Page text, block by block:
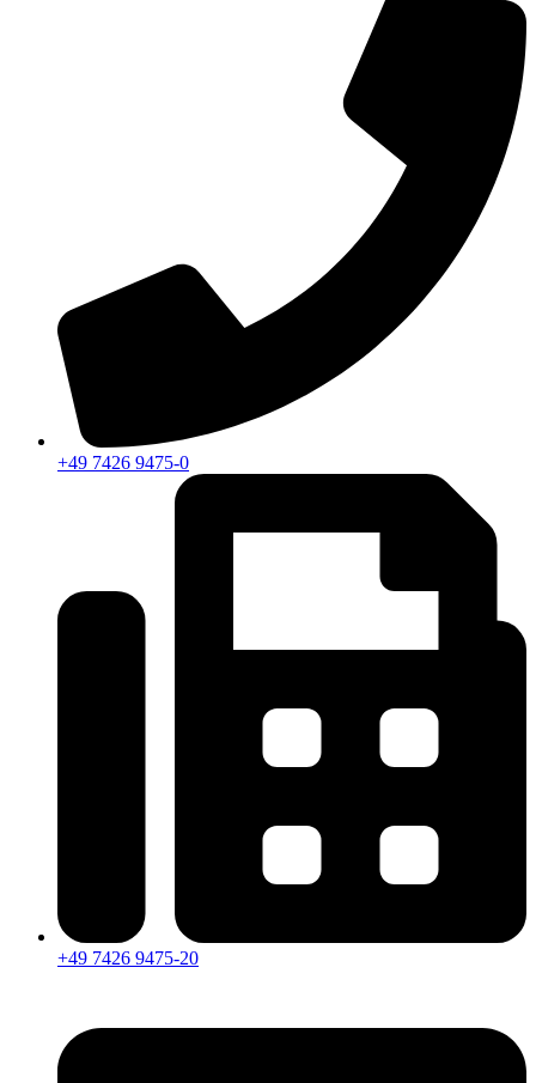
+49 7426 9475-0
+49 7426 9475-20